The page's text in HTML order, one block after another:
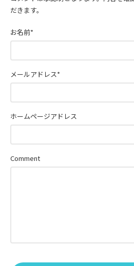
だきます。
Comment
お名前*
メールアドレス*
ホームページアドレス